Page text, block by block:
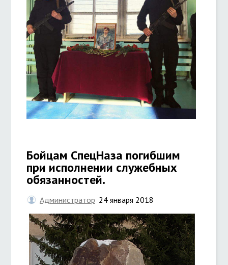
Бойцам СпецНаза погибшим
при исполнении служебных
обязанностей.
Администратор 24 января 2018